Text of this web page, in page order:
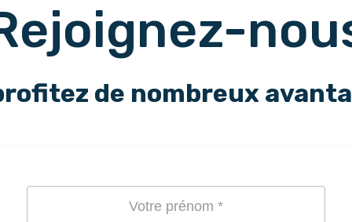
de nombreux